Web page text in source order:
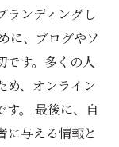
ランディングし
に、ブログやソ
です。多くの人
め、オンライン
す。 最後に、自
に与える情報と